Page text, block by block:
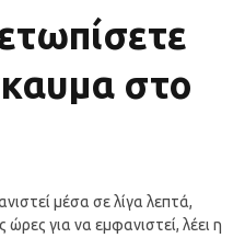
στο
μέσα σε λίγα λεπτά,
για να εμφανιστεί, λέει η